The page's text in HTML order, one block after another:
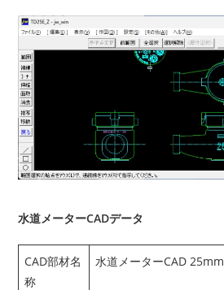
水道メーターCADデータ
CAD部材名
称
水道メーターCAD 25mm